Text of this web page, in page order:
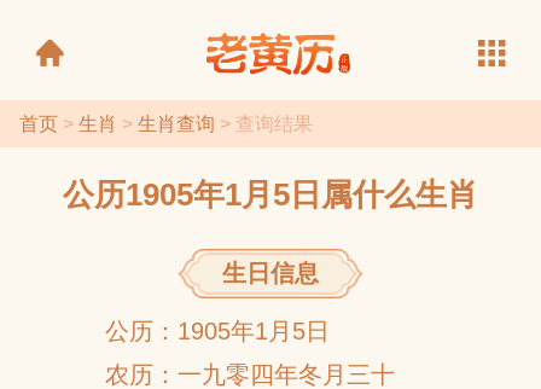
首页> 生肖 > 生肖查询 > 查询结果
公历1905年1月5日属什么生肖
生日信息
公历：1905年1月5日
农历：一九零四年冬月三十